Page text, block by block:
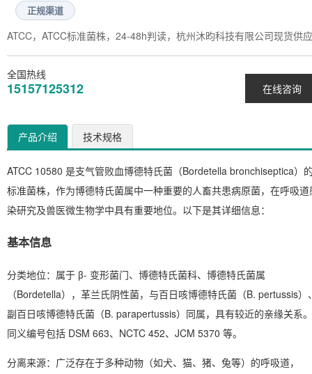
正规渠道
ATCC，ATCC标准菌株，24-48h判读，杭州沐昀科技有限公司现货供应
在线咨询
全国热线
15157125312
产品介绍 技术规格
ATCC 10580 是支气管败血博德特氏菌（Bordetella bronchiseptica）
标准菌株，作为博德特氏菌属中一种重要的人畜共患病原菌，在呼吸道
染研究及兽医微生物学中具有重要地位。以下是其详细信息：
基本信息
分类地位：属于 β- 变形菌门、博德特氏菌科、博德特氏菌属
（Bordetella），革兰氏阴性菌，与百日咳博德特氏菌（B. pertussis）
副百日咳博德特氏菌（B. parapertussis）同属，具有较近的亲缘关系。
同义编号包括 DSM 663、NCTC 452、JCM 5370 等。
分离来源：广泛存在于多种动物（如犬、猫、猪、兔等）的呼吸道，